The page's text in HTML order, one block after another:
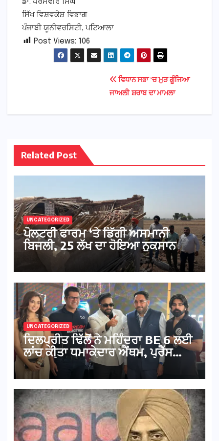
ਸਿੱਖ ਵਿਸ਼ਵਕੋਸ਼ ਵਿਭਾਗ
ਪੰਜਾਬੀ ਯੂਨੀਵਰਸਿਟੀ, ਪਟਿਆਲਾ
Post Views: 106
ਵਿਧਾਨ ਸਭਾ ‘ਚ ਮੁੜ ਗੂੰਜਿਆ
ਜਾਅਲੀ ਸ਼ਰਾਬ ਦਾ ਮਾਮਲਾ
Related Post
UNCATEGORIZED
ਪੋਲਟਰੀ ਫਾਰਮ ‘ਤੇ ਡਿੱਗੀ ਅਸਮਾਨੀ
ਬਿਜਲੀ, 25 ਲੱਖ ਦਾ ਹੋਇਆ ਨੁਕਸਾਨ
UNCATEGORIZED
ਦਿਲਪ੍ਰੀਤ ਢਿੱਲੋਂ ਨੇ ਮਹਿੰਦਰਾ BE 6 ਲਈ
ਲਾਂਚ ਕੀਤਾ ਧਮਾਕੇਦਾਰ ਐਂਥਮ, ਪ੍ਰੈੱਸ
ਕਾਨਫਰੰਸ ‘ਚ ਛਾਇਆ ਜਲਵਾ